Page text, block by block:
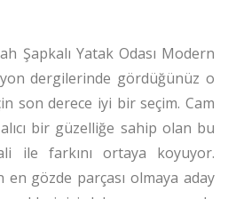
Şapkalı Yatak Odası Modern
dergilerinde gördüğünüz o
son derece iyi bir seçim. Cam
bir güzelliğe sahip olan bu
ile farkını ortaya koyuyor.
gözde parçası olmaya aday